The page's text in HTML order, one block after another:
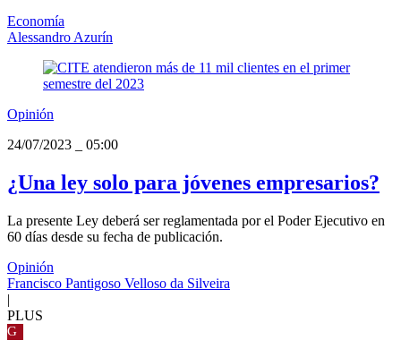
Economía
Alessandro Azurín
Opinión
24/07/2023
05:00
¿Una ley solo para jóvenes empresarios?
La presente Ley deberá ser reglamentada por el Poder Ejecutivo en
60 días desde su fecha de publicación.
Opinión
Francisco Pantigoso Velloso da Silveira
|
PLUS
G